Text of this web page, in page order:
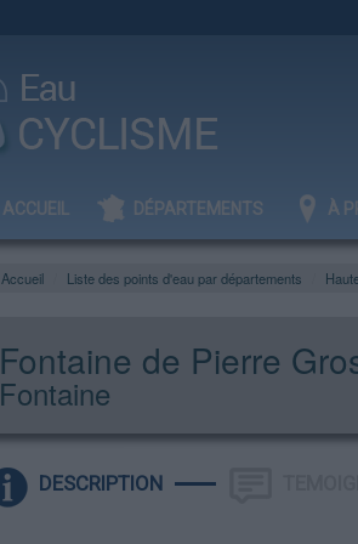
ACCUEIL DÉPARTEMENTS À
Accueil Liste des points d'eau par départements
Fontaine de Pierre
Fontaine
DESCRIPTION